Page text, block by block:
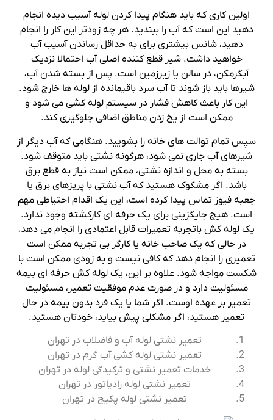
اولین کاری که باید هنگام پیدا کردن لوله آسیب دیده انجام
دهید این است که آب را ببندید. هر چه زودتر این کار را انجام
دهید، شانس بیشتری برای به حداقل رساندن آسیب آب
خواهید داشت. شیر قطع کننده اصلی آب احتمالا نزدیک
آبگرمکن، در سالن یا زیرزمین است. پس از بسته شدن آب،
شیرها باید باز شوند تا آب سرد باقیمانده از لوله ها خارج شود.
این کار باعث کاهش فشار در سیستم لوله کشی می شود و
ممکن است از یخ زدن مناطق اضافی جلوگیری کند.
سپس تمام توالت های خانه را بشویید. هنگامی که آب دیگر از
شیرهای آب جاری نمی شود، هرگونه نشتی باید متوقف شود.
بسته به محل و اندازه نشتی، ممکن است نیاز به قطع برق
باشد. اگر مشکوک هستید که آب نشتی با پریزهای برق یا
جعبه فیوز تماس پیدا کرده است، این یک اقدام احتیاطی مهم
است. هیچ جایگزینی برای یک حرفه ای کارکشته وجود ندارد.
یک لوله کش باتجربه تعمیرات قابل اعتمادی را انجام می دهد،
در حالی که یک صاحب خانه یا کارگر بی تجربه ممکن است
تعمیری را انجام دهد که کافی نیست و به زودی ممکن است با
شکست مواجه شود. علاوه بر این، یک لوله کش حرفه ای بیمه
مسئولیت دارد و در صورت عدم موفقیت تعمیر، مسئولیت
تعمیر بر عهده اوست. اگر شما یا یک فرد بدون بیمه در حال
تعمیر هستید، اگر مشکلی پیش بیاید، خودتان هستید.
تعمیر نشتی لوله آب و فاضلاب در تهران
تعمیر نشتی لوله کشی آب گرم در تهران
خدمات تعمیر نشتی و ترکیدگی لوله در تهران
تعمیر نشتی لوله رادیاتور در تهران
تعمیر نشتی لوله پکیج در تهران